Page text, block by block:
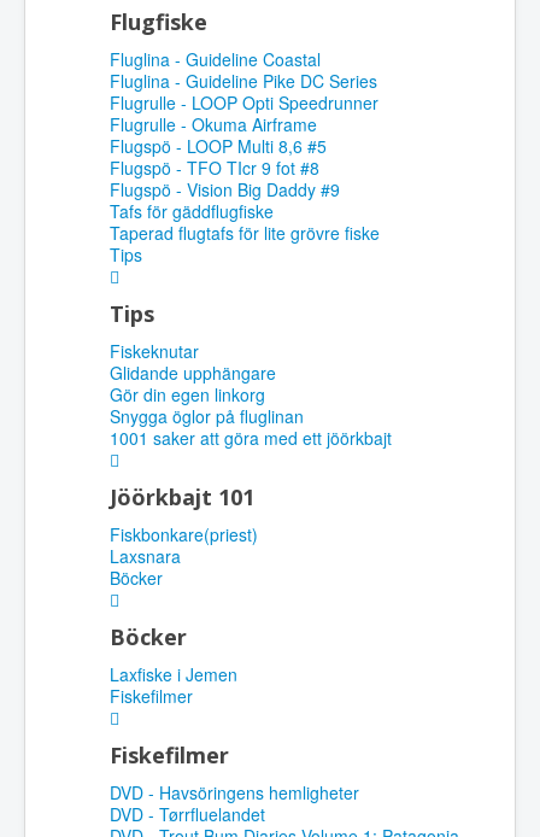
Flugfiske
Fluglina - Guideline Coastal
Fluglina - Guideline Pike DC Series
Flugrulle - LOOP Opti Speedrunner
Flugrulle - Okuma Airframe
Flugspö - LOOP Multi 8,6 #5
Flugspö - TFO TIcr 9 fot #8
Flugspö - Vision Big Daddy #9
Tafs för gäddflugfiske
Taperad flugtafs för lite grövre fiske
Tips
Tips
Fiskeknutar
Glidande upphängare
Gör din egen linkorg
Snygga öglor på fluglinan
1001 saker att göra med ett jöörkbajt
Jöörkbajt 101
Fiskbonkare(priest)
Laxsnara
Böcker
Böcker
Laxfiske i Jemen
Fiskefilmer
Fiskefilmer
DVD - Havsöringens hemligheter
DVD - Tørrfluelandet